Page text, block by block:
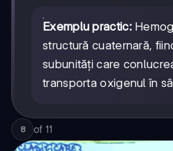
Exemplu practic:
structură cuaternară,
subunități care
transporta oxigenul în
8 of 11